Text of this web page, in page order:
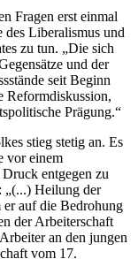
Fragen erst einmal
des Liberalismus und
zu tun. „Die sich
und der
seit Beginn
Reformdiskussion,
Prägung.“
stieg stetig an. Es
vor einem
entgegen zu
„(...) Heilung der
auf die Bedrohung
der Arbeiterschaft
an den jungen
vom 17.